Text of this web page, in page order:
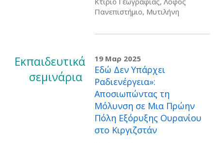
Πανεπιστήμιο, Μυτιλήνη
Εκπαιδευτικά
σεμινάρια
19 Μαρ 2025
Εδώ Δεν Υπάρχει
Ραδιενέργεια»:
Αποσιωπώντας τη
Μόλυνση σε Μια Πρώην
Πόλη Εξόρυξης Ουρανίου
στο Κιργιζστάν